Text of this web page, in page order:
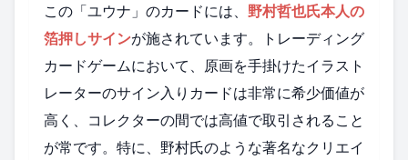
この「ユウナ」のカードには、 野村哲也氏本人の
箔押しサインが施されています。トレーディング
カードゲームにおいて、原画を手掛けたイラスト
レーターのサイン入りカードは非常に希少価値が
高く、コレクターの間では高値で取引されること
が常です。特に、野村氏のような著名なクリエイ